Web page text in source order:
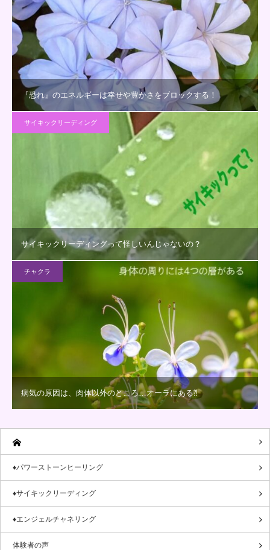
『恐れ』のエネルギーは幸せや豊かさをブロックする！
サイキックリーディング
サイキックリーディングって怪しいんじゃないの？
チャクラ
病気の原因は、肉体以外のところ…オーラにある⁈
♦パワーストーンヒーリング
♦サイキックリーディング
♦エンジェルチャネリング
体験者の声